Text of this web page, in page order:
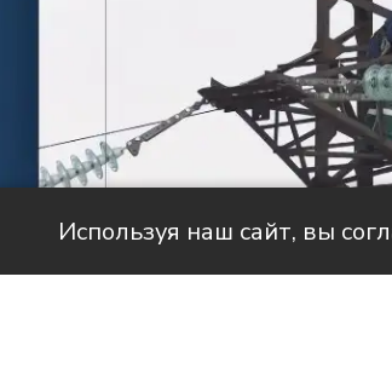
Используя наш сайт, вы